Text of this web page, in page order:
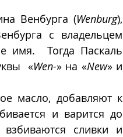
Венбурга (Wenburg),
с владельцем
имя.  Тогда Паскаль
«Wen-» на «New» и
масло, добавляют к
и варится до
сливки и